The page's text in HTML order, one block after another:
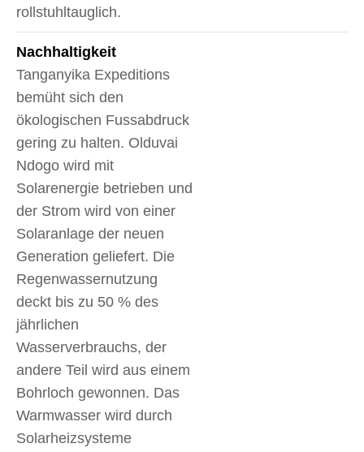
rollstuhltauglich.
Nachhaltigkeit
Tanganyika Expeditions
bemüht sich den
ökologischen Fussabdruck
gering zu halten. Olduvai
Ndogo wird mit
Solarenergie betrieben und
der Strom wird von einer
Solaranlage der neuen
Generation geliefert. Die
Regenwassernutzung
deckt bis zu 50 % des
jährlichen
Wasserverbrauchs, der
andere Teil wird aus einem
Bohrloch gewonnen. Das
Warmwasser wird durch
Solarheizsysteme